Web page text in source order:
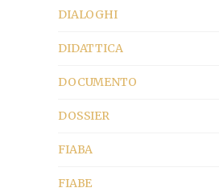
DIALOGHI
DIDATTICA
DOCUMENTO
DOSSIER
FIABA
FIABE